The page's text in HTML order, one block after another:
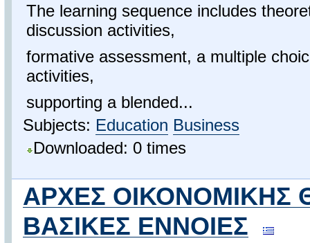
The learning sequence includes
discussion activities,
formative assessment, a multiple
activities,
supporting a blended...
Subjects: Education Business
Downloaded: 0 times
ΑΡΧΕΣ ΟΙΚΟΝΟΜΙΚΗΣ
ΒΑΣΙΚΕΣ ΕΝΝΟΙΕΣ